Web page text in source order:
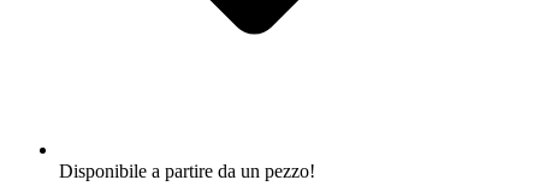
Disponibile a partire da un pezzo!